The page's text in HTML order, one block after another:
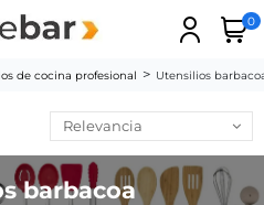
0
de cocina profesional Utensilios
barbacoa
Relevancia